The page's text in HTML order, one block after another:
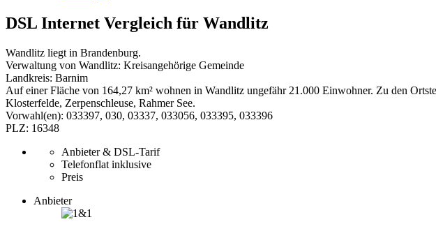
DSL Internet Vergleich für Wandlitz
Wandlitz liegt in Brandenburg.
Verwaltung von Wandlitz: Kreisangehörige Gemeinde
Landkreis: Barnim
Auf einer Fläche von 164,27 km² wohnen in Wandlitz ungefähr 21.000 Einwohner. Zu den
Klosterfelde, Zerpenschleuse, Rahmer See.
Vorwahl(en): 033397, 030, 03337, 033056, 033395, 033396
PLZ: 16348
Anbieter & DSL-Tarif
Telefonflat inklusive
Preis
Anbieter